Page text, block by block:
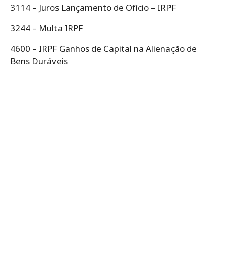
3114 – Juros Lançamento de Ofício – IRPF
3244 – Multa IRPF
4600 – IRPF Ganhos de Capital na Alienação de
Bens Duráveis